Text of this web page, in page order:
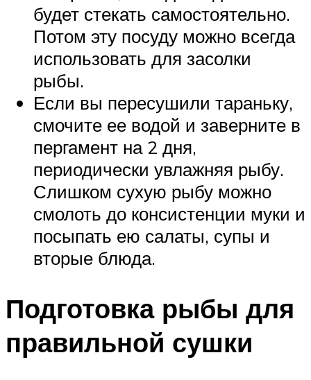
будет стекать самостоятельно.
Потом эту посуду можно всегда
использовать для засолки
рыбы.
Если вы пересушили тараньку,
смочите ее водой и заверните в
пергамент на 2 дня,
периодически увлажняя рыбу.
Слишком сухую рыбу можно
смолоть до консистенции муки и
посыпать ею салаты, супы и
вторые блюда.
Подготовка рыбы для
правильной сушки